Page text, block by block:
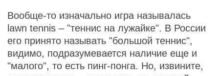
Вообще-то изначально игра называлась
lawn tennis – "теннис на лужайке". В России
его принято называть "большой теннис",
видимо, подразумевается наличие еще и
"малого", то есть пинг-понга. Но, извините,